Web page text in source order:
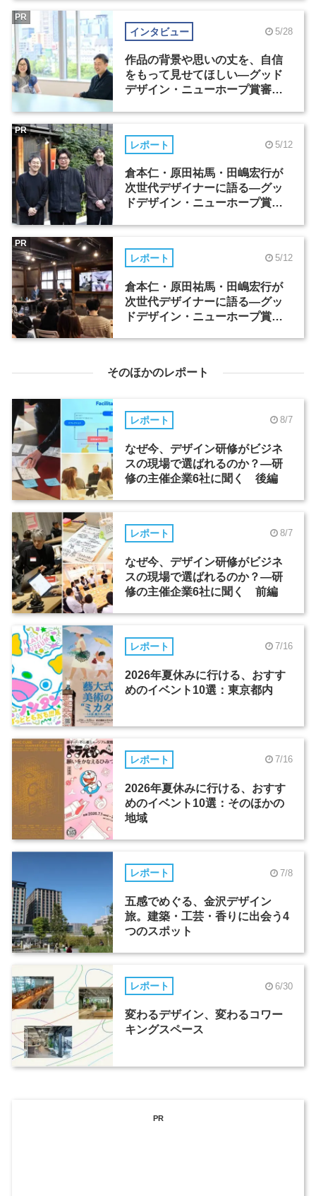
インタビュー 5/28
作品の背景や思いの丈を、自信
をもって見せてほしい―グッド
デザイン・ニューホープ賞審査
PR
レポート 5/12
倉本仁・原田祐馬・田嶋宏行が
次世代デザイナーに語る―グッ
ドデザイン・ニューホープ賞セ
PR
レポート 5/12
倉本仁・原田祐馬・田嶋宏行が
次世代デザイナーに語る―グッ
ドデザイン・ニューホープ賞セ
PR
そのほかのレポート
レポート 8/7
なぜ今、デザイン研修がビジネ
スの現場で選ばれるのか？―研
修の主催企業6社に聞く 後編
レポート 8/7
なぜ今、デザイン研修がビジネ
スの現場で選ばれるのか？―研
修の主催企業6社に聞く 前編
レポート 7/16
2026年夏休みに行ける、おすす
めのイベント10選：東京都内
レポート 7/16
2026年夏休みに行ける、おすす
めのイベント10選：そのほかの
地域
レポート 7/8
五感でめぐる、金沢デザイン
旅。建築・工芸・香りに出会う4
つのスポット
レポート 6/30
変わるデザイン、変わるコワー
キングスペース
PR